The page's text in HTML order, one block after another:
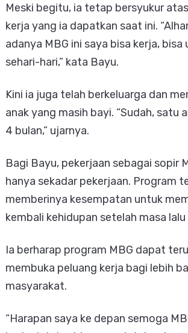
Meski begitu, ia tetap bersyukur
kerja yang ia dapatkan saat ini.
adanya MBG ini saya bisa kerja, bisa
sehari-hari,” kata Bayu.
Kini ia juga telah berkeluarga dan
anak yang masih bayi. “Sudah, satu
4 bulan,” ujarnya.
Bagi Bayu, pekerjaan sebagai sopir
hanya sekadar pekerjaan. Program
memberinya kesempatan untuk
kembali kehidupan setelah masa
Ia berharap program MBG dapat
membuka peluang kerja bagi lebih
masyarakat.
“Harapan saya ke depan semoga